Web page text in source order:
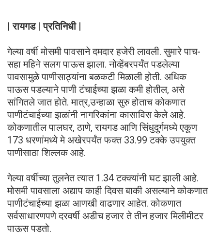
| रायगड | प्रतिनिधी |
गेल्या वर्षी मोसमी पावसाने दमदार हजेरी लावली. सुमारे पाच-
सहा महिने सलग पाऊस झाला. नोव्हेंबरपर्यंत पडलेल्या
पावसामुळे पाणीसाठ्यांना बळकटी मिळाली होती. अधिक
पाऊस पडल्याने पाणी टंचाईच्या झळा कमी होतील, असे
सांगितले जात होते. मात्र,उन्हाळा सुरु होताच कोकणात
पाणीटंचाईच्या झळांनी नागरिकांना कासाविस केले आहे.
कोकणातील पालघर, ठाणे, रायगड आणि सिंधुदुर्गमध्ये एकूण
173 धरणांमध्ये मे अखेरपर्यंत फक्त 33.99 टक्के उपयुक्त
पाणीसाठा शिल्लक आहे.
गेल्या वर्षीच्या तुलनेत त्यात 1.34 टक्क्यांनी घट झाली आहे.
मोसमी पावसाला अद्याप काही दिवस बाकी असल्याने कोकणात
पाणीटंचाईच्या झळा आणखी वाढणार आहेत. कोकणात
सर्वसाधारणपणे दरवर्षी अडीच हजार ते तीन हजार मिलीमीटर
पाऊस पडतो.